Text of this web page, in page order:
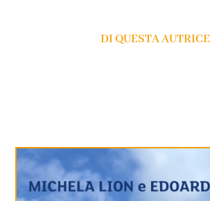
DI QUESTA AUTRICE